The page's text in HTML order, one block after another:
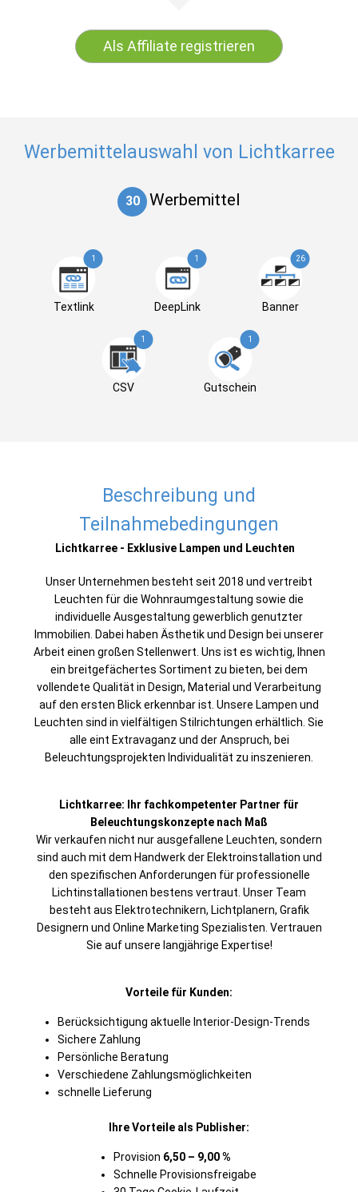
Als Affiliate registrieren
Werbemittelauswahl von Lichtkarree
30 Werbemittel
1
Textlink
1
DeepLink
26
Banner
1
CSV
1
Gutschein
Beschreibung und
Teilnahmebedingungen
Lichtkarree - Exklusive Lampen und Leuchten
Unser Unternehmen besteht seit 2018 und vertreibt
Leuchten für die Wohnraumgestaltung sowie die
individuelle Ausgestaltung gewerblich genutzter
Immobilien. Dabei haben Ästhetik und Design bei unserer
Arbeit einen großen Stellenwert. Uns ist es wichtig, Ihnen
ein breitgefächertes Sortiment zu bieten, bei dem
vollendete Qualität in Design, Material und Verarbeitung
auf den ersten Blick erkennbar ist. Unsere Lampen und
Leuchten sind in vielfältigen Stilrichtungen erhältlich. Sie
alle eint Extravaganz und der Anspruch, bei
Beleuchtungsprojekten Individualität zu inszenieren.
Lichtkarree: Ihr fachkompetenter Partner für
Beleuchtungskonzepte nach Maß
Wir verkaufen nicht nur ausgefallene Leuchten, sondern
sind auch mit dem Handwerk der Elektroinstallation und
den spezifischen Anforderungen für professionelle
Lichtinstallationen bestens vertraut. Unser Team
besteht aus Elektrotechnikern, Lichtplanern, Grafik
Designern und Online Marketing Spezialisten. Vertrauen
Sie auf unsere langjährige Expertise!
Vorteile für Kunden:
Berücksichtigung aktuelle Interior-Design-Trends
Sichere Zahlung
Persönliche Beratung
Verschiedene Zahlungsmöglichkeiten
schnelle Lieferung
Ihre Vorteile als Publisher:
Provision 6,50 – 9,00 %
Schnelle Provisionsfreigabe